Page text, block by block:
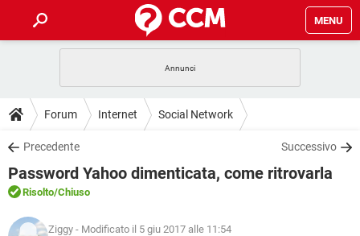
MENU
INTRATTENIMENTO ANDROID
iOS
INSTAGRAM WHATSAPP
TIKTOK
HARDWARE
GUIDE
COVID-19
iOS
INSTAGRAM
DOWNLOAD
COVID-19 GAMING
INTRATTENIMENTO
iOS WINDOWS 10
FORUM
COVID-19
GLOSSARIO
Forum Internet Social Network
Precedente Successivo
Password Yahoo dimenticata, come ritrovarla
Risolto/Chiuso
Ziggy - Modificato il 5 giu 2017 alle 11:54